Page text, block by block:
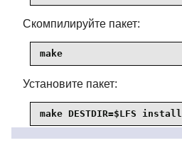
Скомпилируйте пакет:
make
Установите пакет:
make DESTDIR=$LFS install